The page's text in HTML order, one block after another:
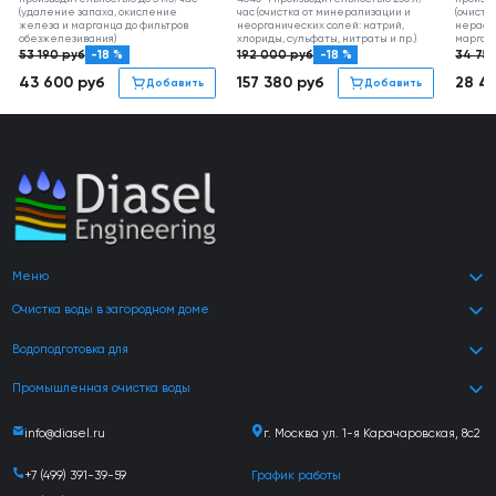
(удаление запаха, окисление
железа и марганца до фильтров
обезжелезивания)
53 190руб -18 %
43 600 руб Добавить
час (очистка от минерализации и
неорганических солей: натрий,
хлориды, сульфаты, нитраты и пр.)
192 000руб -18 %
157 380 руб Добавить
34
28
Меню
Очистка воды в загородном доме
Водоподготовка для
Промышленная очистка воды
info@diasel.ru г. Москва ул. 1-я Карачаровская, 8с2
+7 (499) 391-39-59
График работы